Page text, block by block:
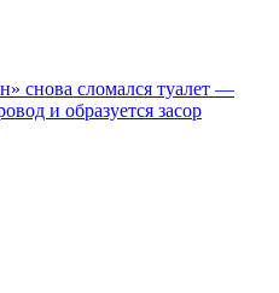
снова сломался туалет —
и образуется засор